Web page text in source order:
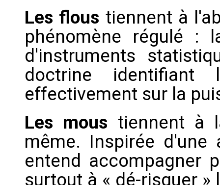
Les flous tiennent à
phénomène régulé :
d'instruments
doctrine identifiant
effectivement sur la
Les mous tiennent à
même. Inspirée d'une
entend accompagner
surtout à « dé-risquer